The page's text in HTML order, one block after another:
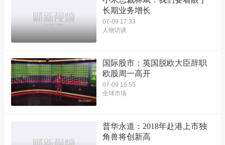
长期业务增长
07-09 17:33
人物访谈
国际股市：英国脱欧大臣辞职
欧股周一高开
07-09 16:55
全球市场
普华永道：2018年赴港上市独
角兽将创新高